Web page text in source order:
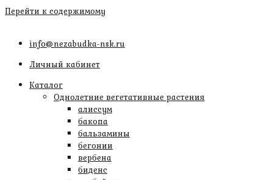
Перейти к содержимому
info@nezabudka-nsk.ru
Личный кабинет
Каталог
Однолетние вегетативные растения
алиссум
бакопа
бальзамины
бегонии
вербена
биденс